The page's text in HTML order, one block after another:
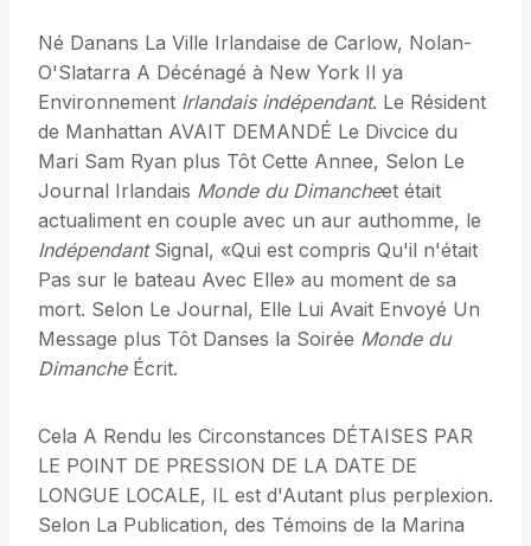
Né Danans La Ville Irlandaise de Carlow, Nolan-
O'Slatarra A Décénagé à New York Il ya
Environnement Irlandais indépendant. Le Résident
de Manhattan AVAIT DEMANDÉ Le Divcice du
Mari Sam Ryan plus Tôt Cette Annee, Selon Le
Journal Irlandais Monde du Dimancheet était
actualiment en couple avec un aur authomme, le
IndépendantSignal, «Qui est compris Qu'il n'était
Pas sur le bateau Avec Elle» au moment de sa
mort. Selon Le Journal, Elle Lui Avait Envoyé Un
Message plus Tôt Danses la Soirée Monde du
DimancheÉcrit.
Cela A Rendu les Circonstances DÉTAISES PAR
LE POINT DE PRESSION DE LA DATE DE
LONGUE LOCALE, IL est d'Autant plus perplexion.
Selon La Publication, des Témoins de la Marina